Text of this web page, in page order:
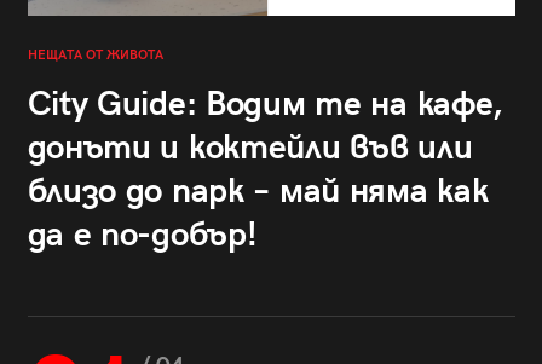
НЕЩАТА ОТ ЖИВОТА
City Guide: Водим те на кафе,
донъти и коктейли във или
близо до парк – май няма как
да е по-добър!